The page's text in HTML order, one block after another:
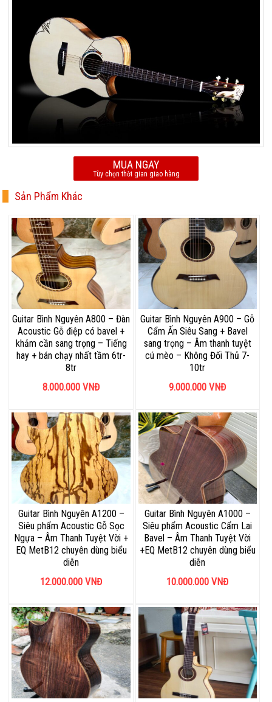
MUA NGAY
Tùy chọn thời gian giao hàng
Sản Phẩm Khác
Guitar Bình Nguyên A800 – Đàn
Acoustic Gỗ điệp có bavel +
khảm cần sang trọng – Tiếng
hay + bán chạy nhất tầm 6tr-
8tr
8.000.000 VNĐ
Guitar Bình Nguyên A900 – Gỗ
Cẩm Ấn Siêu Sang + Bavel
sang trọng – Âm thanh tuyệt
cú mèo – Không Đối Thủ 7-
10tr
9.000.000 VNĐ
Guitar Bình Nguyên A1200 –
Siêu phẩm Acoustic Gỗ Sọc
Ngựa – Âm Thanh Tuyệt Vời +
EQ MetB12 chuyên dùng biểu
diễn
12.000.000 VNĐ
Guitar Bình Nguyên A1000 –
Siêu phẩm Acoustic Cẩm Lai
Bavel – Âm Thanh Tuyệt Vời
+EQ MetB12 chuyên dùng biểu
diễn
10.000.000 VNĐ